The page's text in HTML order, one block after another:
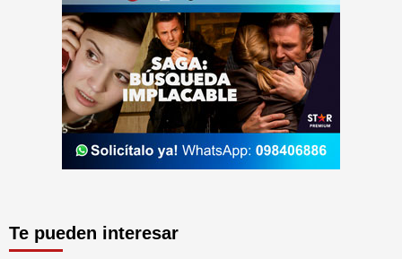
Te pueden interesar